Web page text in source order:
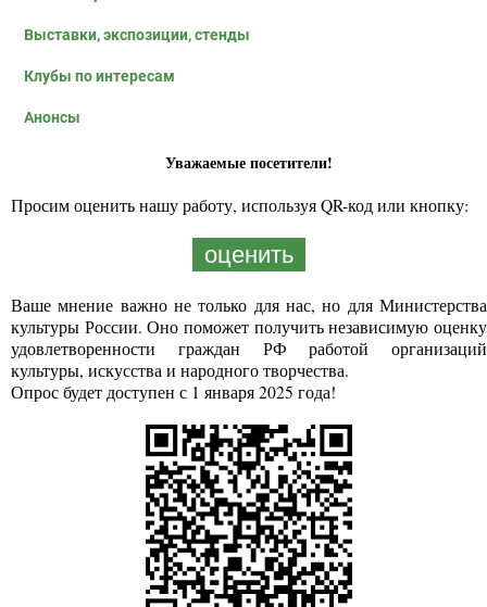
Выставки, экспозиции, стенды
Клубы по интересам
Анонсы
Уважаемые посетители!
Просим оценить нашу работу, используя QR-код или кнопку:
оценить
Ваше мнение важно не только для нас, но для Министерства
культуры России. Оно поможет получить независимую оценку
удовлетворенности граждан РФ работой организаций
культуры, искусства и народного творчества.
Опрос будет доступен с 1 января 2025 года!